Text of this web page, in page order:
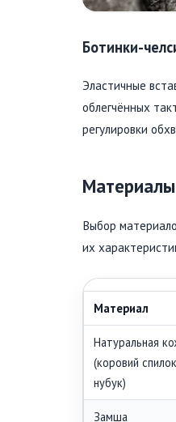
Ботинки-
Эластичные
облегчённых
регулировки
Выбор
их
Материал
Натуральная
(коровий спилок,
нубук)
Замша